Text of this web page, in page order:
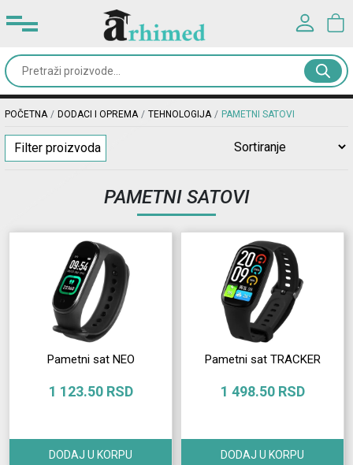
Kancelarijski
materijal
pribor
oprema
Korisničko ime*
Zaboravljena lozinka?
POČETNA DODACI I OPREMA TEHNOLOGIJA PAMETNI SATOVI
Filter proizvoda
PAMETNI SATOVI
Pametni sat NEO
1 123.50 RSD
DODAJ U KORPU
Pametni sat TRACKER
1 498.50 RSD
DODAJ U KORPU